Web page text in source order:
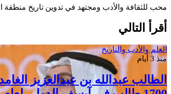
محب للثقافة والأدب ومجتهد في تدوين تاريخ منطقة
أقرأ التالي
العلم والأدب والتاريخ
منذ 3 أيام
الطالب عبدالله بن عبدالعزيز